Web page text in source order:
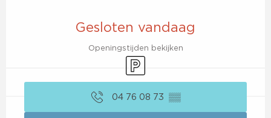
Gesloten vandaag
Openingstijden bekijken
Parkeerplaats
04 76 08 73 ▒▒